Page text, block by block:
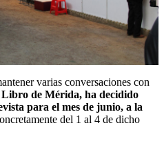
varias conversaciones con
de Mérida, ha decidido
para el mes de junio, a la
del 1 al 4 de dicho